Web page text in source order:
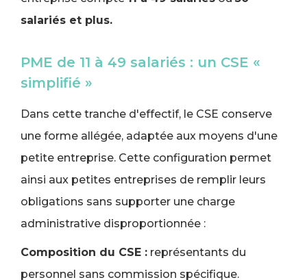
salariés et plus.
PME de 11 à 49 salariés : un CSE «
simplifié »
Dans cette tranche d'effectif, le CSE conserve
une forme allégée, adaptée aux moyens d'une
petite entreprise. Cette configuration permet
ainsi aux petites entreprises de remplir leurs
obligations sans supporter une charge
administrative disproportionnée :
Composition du CSE : représentants du
personnel sans commission spécifique.